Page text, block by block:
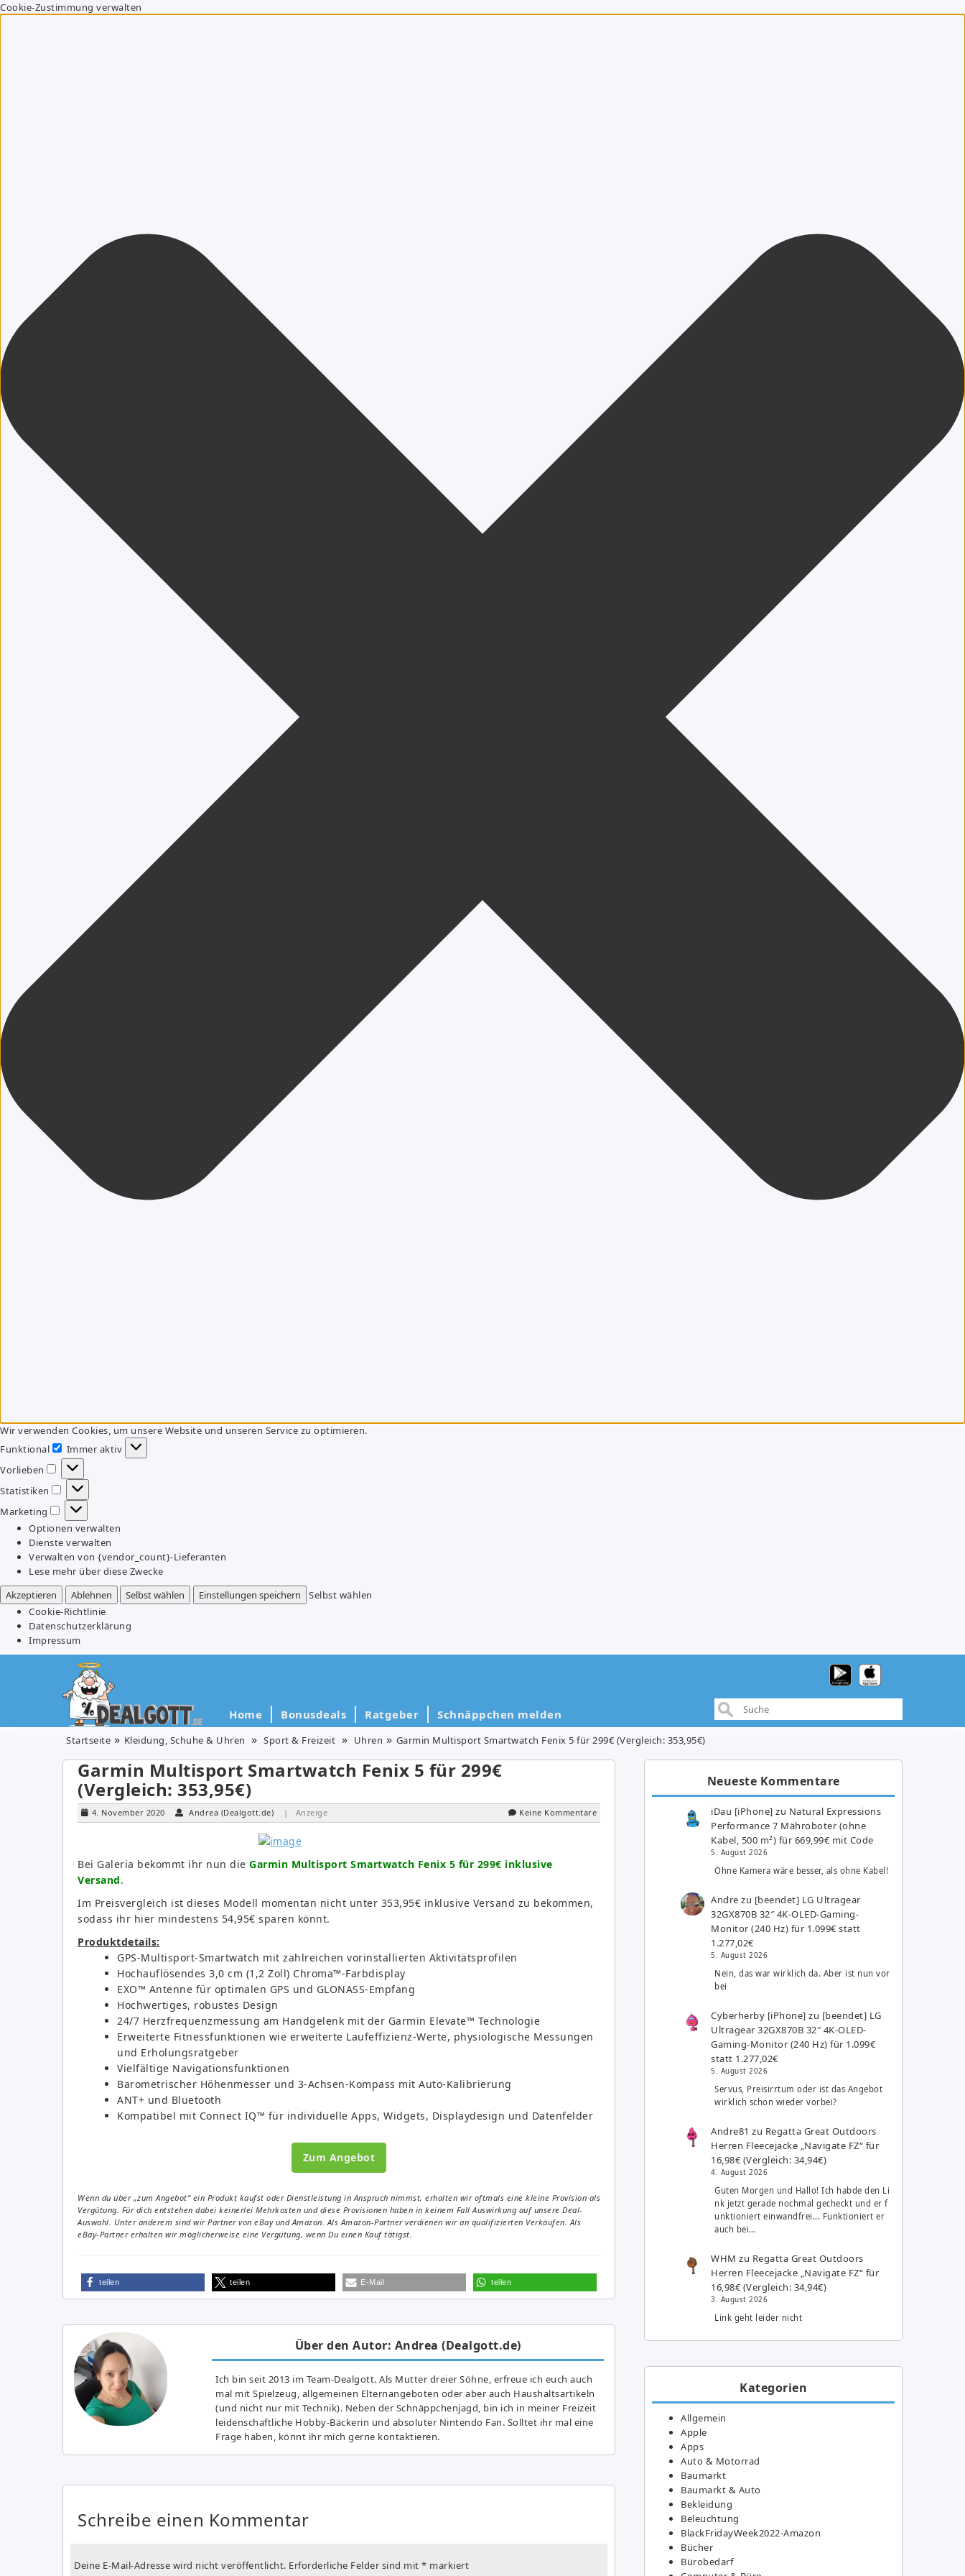
Cookie-Zustimmung verwalten
Wir verwenden Cookies, um unsere Website und unseren Service zu optimieren.
Funktional
Funktional
Immer aktiv
Vorlieben
Vorlieben
Statistiken
Statistiken
Marketing
Marketing
Optionen verwalten
Dienste verwalten
Verwalten von {vendor_count}-Lieferanten
Lese mehr über diese Zwecke
Akzeptieren
Ablehnen Selbst wählen Einstellungen speichern
Selbst wählen
Cookie-Richtlinie
Datenschutzerklärung
Impressum
Home Bonusdeals Ratgeber Schnäppchen melden
Startseite Kleidung, Schuhe & Uhren Sport & Freizeit Uhren Garmin Multisport Smartwatch Fenix 5 für 299€ (Vergleich: 353,95€)
Garmin Multisport Smartwatch Fenix 5 für 299€
(Vergleich: 353,95€)
4. November 2020 Andrea (Dealgott.de) | Anzeige Keine Kommentare
Bei Galeria bekommt ihr nun die Garmin Multisport Smartwatch Fenix 5 für 299€ inklusive
Versand.
Im Preisvergleich ist dieses Modell momentan nicht unter 353,95€ inklusive Versand zu bekommen,
sodass ihr hier mindestens 54,95€ sparen könnt.
Produktdetails:
GPS-Multisport-Smartwatch mit zahlreichen vorinstallierten Aktivitätsprofilen
Hochauflösendes 3,0 cm (1,2 Zoll) Chroma™-Farbdisplay
EXO™ Antenne für optimalen GPS und GLONASS-Empfang
Hochwertiges, robustes Design
24/7 Herzfrequenzmessung am Handgelenk mit der Garmin Elevate™ Technologie
Erweiterte Fitnessfunktionen wie erweiterte Laufeffizienz-Werte, physiologische Messungen
und Erholungsratgeber
Vielfältige Navigationsfunktionen
Barometrischer Höhenmesser und 3-Achsen-Kompass mit Auto-Kalibrierung
ANT+ und Bluetooth
Kompatibel mit Connect IQ™ für individuelle Apps, Widgets, Displaydesign und Datenfelder
Zum Angebot
Wenn du über „zum Angebot“ ein Produkt kaufst oder Dienstleistung in Anspruch nimmst, erhalten wir oftmals eine kleine Provision als
Vergütung. Für dich entstehen dabei keinerlei Mehrkosten und diese Provisionen haben in keinem Fall Auswirkung auf unsere Deal-
Auswahl. Unter anderem sind wir Partner von eBay und Amazon. Als Amazon-Partner verdienen wir an qualifizierten Verkäufen. Als
eBay-Partner erhalten wir möglicherweise eine Vergütung, wenn Du einen Kauf tätigst.
teilen teilen E-Mail teilen
Über den Autor: Andrea (Dealgott.de)
Ich bin seit 2013 im Team-Dealgott. Als Mutter dreier Söhne, erfreue ich euch auch
mal mit Spielzeug, allgemeinen Elternangeboten oder aber auch Haushaltsartikeln
(und nicht nur mit Technik). Neben der Schnäppchenjagd, bin ich in meiner Freizeit
leidenschaftliche Hobby-Bäckerin und absoluter Nintendo Fan. Solltet ihr mal eine
Frage haben, könnt ihr mich gerne kontaktieren.
Schreibe einen Kommentar
Deine E-Mail-Adresse wird nicht veröffentlicht. Erforderliche Felder sind mit * markiert
Neueste Kommentare
iDau [iPhone] zu Natural Expressions
Performance 7 Mähroboter (ohne
Kabel, 500 m²) für 669,99€ mit Code
5. August 2026
Ohne Kamera wäre besser, als ohne Kabel!
Andre zu [beendet] LG Ultragear
32GX870B 32″ 4K-OLED-Gaming-
Monitor (240 Hz) für 1.099€ statt
1.277,02€
5. August 2026
Nein, das war wirklich da. Aber ist nun vor
bei
Cyberherby [iPhone] zu [beendet] LG
Ultragear 32GX870B 32″ 4K-OLED-
Gaming-Monitor (240 Hz) für 1.099€
statt 1.277,02€
5. August 2026
Servus, Preisirrtum oder ist das Angebot
wirklich schon wieder vorbei?
Andre81 zu Regatta Great Outdoors
Herren Fleecejacke „Navigate FZ“ für
16,98€ (Vergleich: 34,94€)
4. August 2026
Guten Morgen und Hallo! Ich habde den Li
nk jetzt gerade nochmal gecheckt und er f
unktioniert einwandfrei... Funktioniert er
auch bei…
WHM zu Regatta Great Outdoors
Herren Fleecejacke „Navigate FZ“ für
16,98€ (Vergleich: 34,94€)
3. August 2026
Link geht leider nicht
Kategorien
Allgemein
Apple
Apps
Auto & Motorrad
Baumarkt
Baumarkt & Auto
Bekleidung
Beleuchtung
BlackFridayWeek2022-Amazon
Bücher
Bürobedarf